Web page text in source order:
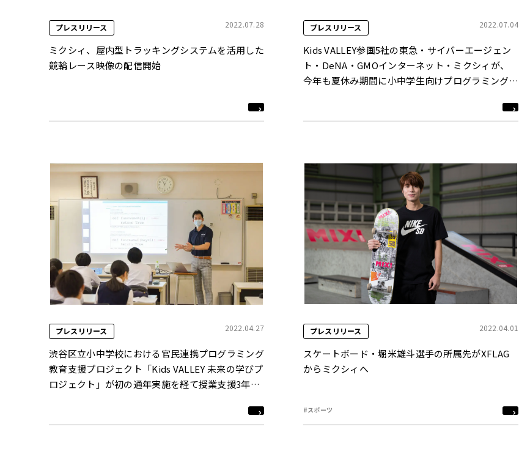
プレスリリース 2022.07.28
ミクシィ、屋内型トラッキングシステムを活用した
競輪レース映像の配信開始
プレスリリース 2022.07.04
Kids VALLEY参画5社の東急・サイバーエージェン
ト・DeNA・GMOインターネット・ミクシィが、
今年も夏休み期間に小中学生向けプログラミングイ
プレスリリース 2022.04.27
渋谷区立小中学校における官民連携プログラミング
教育支援プロジェクト「Kids VALLEY 未来の学びプ
ロジェクト」が初の通年実施を経て授業支援3年目
プレスリリース 2022.04.01
スケートボード・堀米雄斗選手の所属先がXFLAG
からミクシィへ
#スポーツ